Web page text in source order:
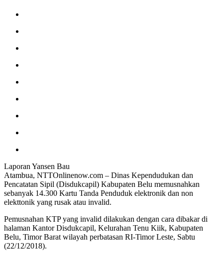
Laporan Yansen Bau
Atambua, NTTOnlinenow.com – Dinas Kependudukan dan
Pencatatan Sipil (Disdukcapil) Kabupaten Belu memusnahkan
sebanyak 14.300 Kartu Tanda Penduduk elektronik dan non
elekttonik yang rusak atau invalid.
Pemusnahan KTP yang invalid dilakukan dengan cara dibakar di
halaman Kantor Disdukcapil, Kelurahan Tenu Kiik, Kabupaten
Belu, Timor Barat wilayah perbatasan RI-Timor Leste, Sabtu
(22/12/2018).